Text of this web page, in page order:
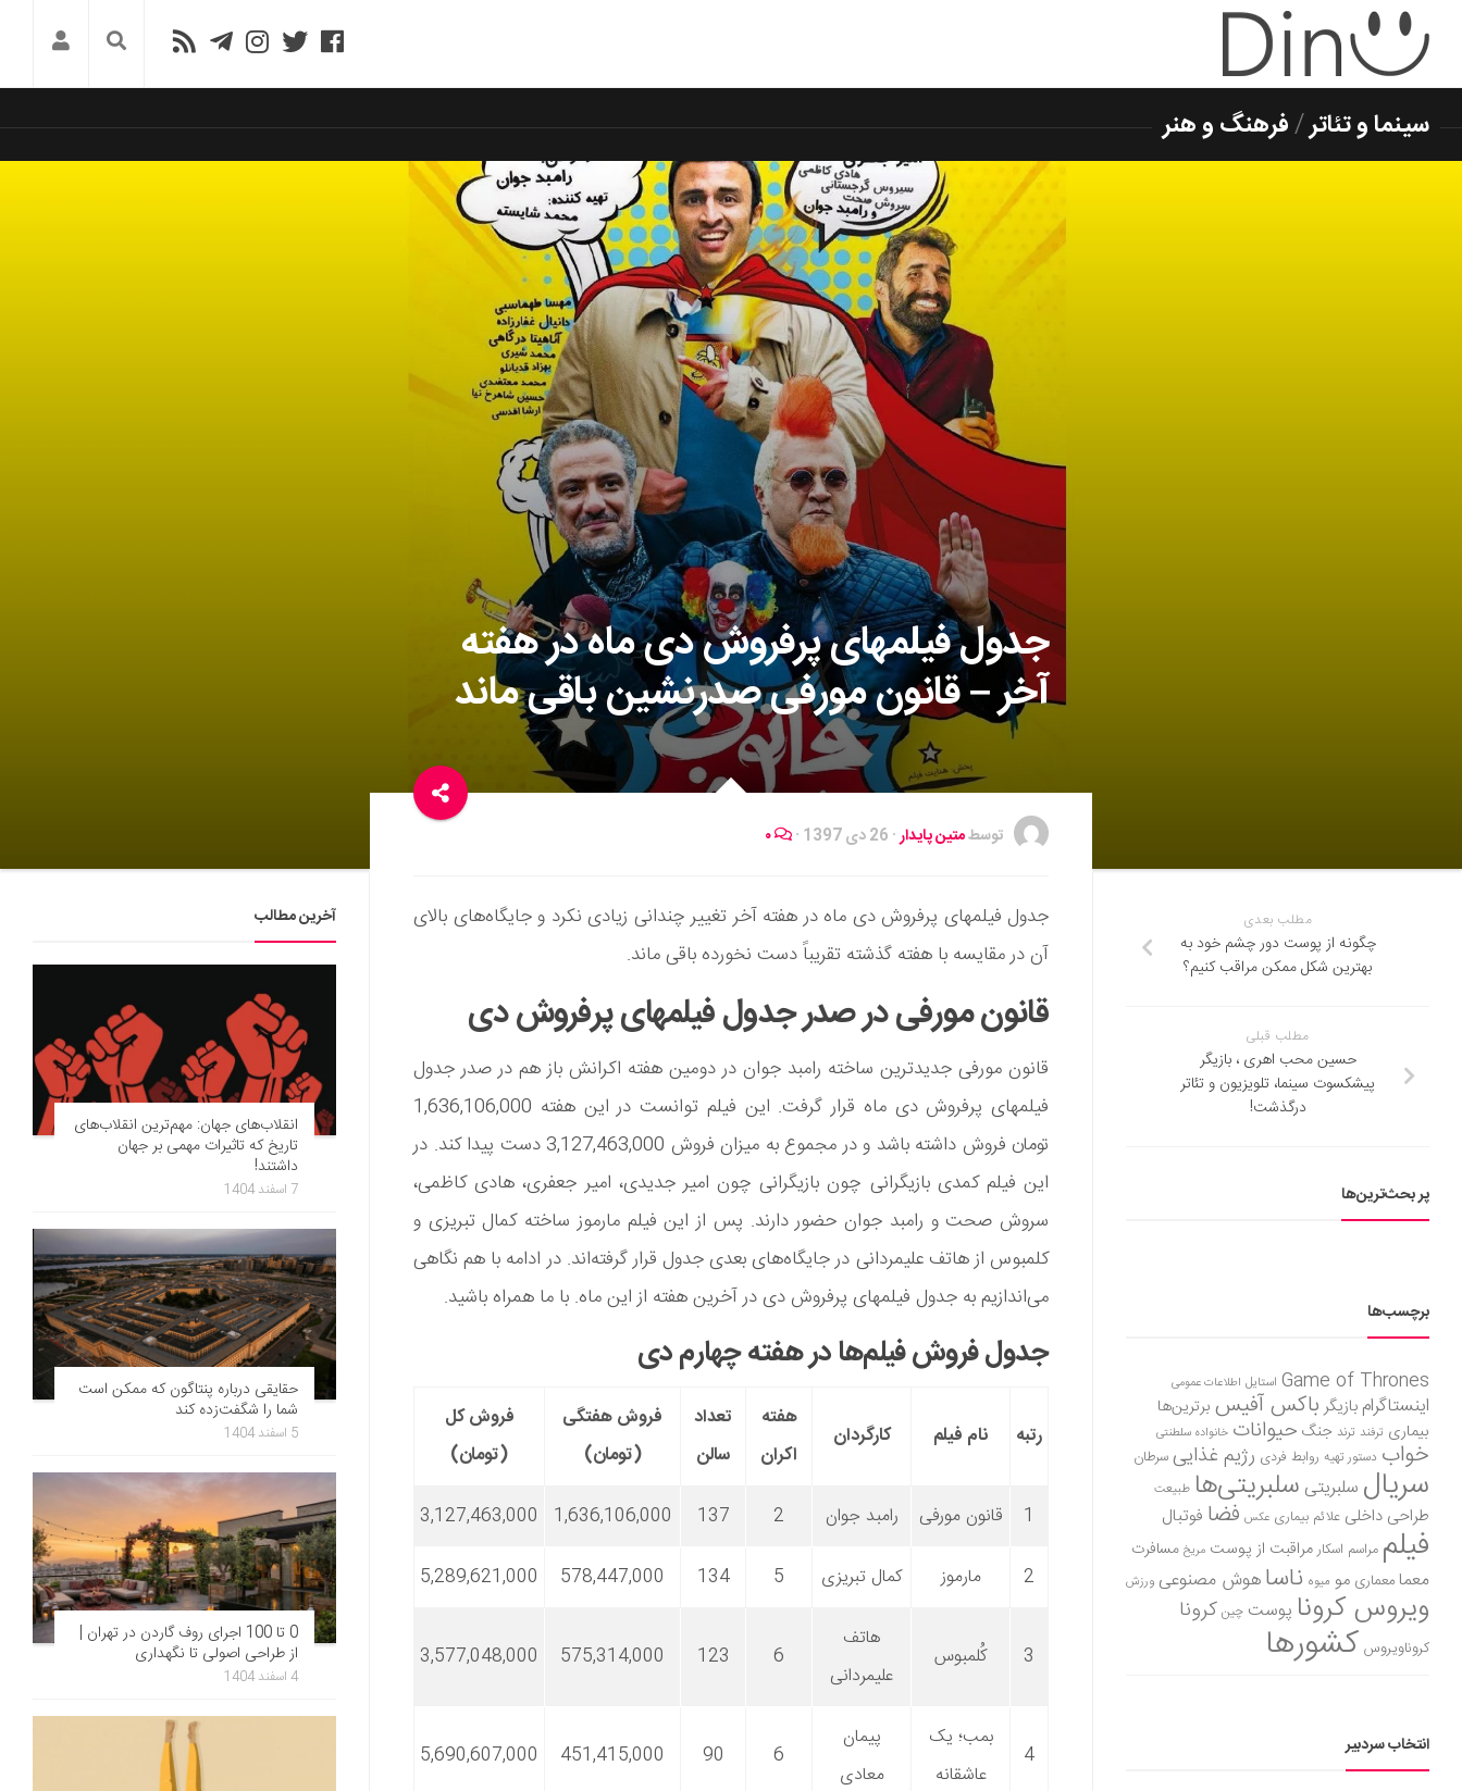
سینما و تئاتر/فرهنگ و هنر
جدول فیلمهای پرفروش دی ماه در هفته
آخر – قانون مورفی صدرنشین باقی ماند
توسطمتین پایدار· 26 دی 1397 ·
جدول فیلمهای پرفروش دی ماه در هفته آخر تغییر چندانی زیادی نکرد و جایگاه‌های بالای
آن در مقایسه با هفته گذشته تقریباً دست نخورده باقی ماند.
قانون مورفی در صدر جدول فیلمهای پرفروش دی
قانون مورفی جدیدترین ساخته رامبد جوان در دومین هفته اکرانش باز هم در صدر جدول
فیلمهای پرفروش دی ماه قرار گرفت. این فیلم توانست در این هفته 1,636,106,000
تومان فروش داشته باشد و در مجموع به میزان فروش 3,127,463,000 دست پیدا کند. در
این فیلم کمدی بازیگرانی چون بازیگرانی چون امیر جدیدی، امیر جعفری، هادی کاظمی،
سروش صحت و رامبد جوان حضور دارند. پس از این فیلم مارموز ساخته کمال تبریزی و
کلمبوس از هاتف علیمردانی در جایگاه‌های بعدی جدول قرار گرفته‌اند. در ادامه با هم نگاهی
می‌اندازیم به جدول فیلمهای پرفروش دی در آخرین هفته از این ماه. با ما همراه باشید.
جدول فروش فیلم‌ها در هفته چهارم دی
رتبه نام فیلم کارگردان
هفته
اکران
تعداد
سالن
فروش هفتگی
(تومان)
فروش کل
(تومان)
1 قانون مورفی رامبد جوان 2
137
1,636,106,000
3,127,463,000
2 مارموز کمال تبریزی 5
134
578,447,000
5,289,621,000
3 کُلمبوس
هاتف
علیمردانی
6
123
575,314,000
3,577,048,000
4
بمب؛ یک
عاشقانه
پیمان
معادی
6
90
451,415,000
5,690,607,000
مطلب بعدی
چگونه از پوست دور چشم خود به
بهترین شکل ممکن مراقب کنیم؟
مطلب قبلی
حسین محب اهری ، بازیگر
پیشکسوت سینما، تلویزیون و تئاتر
درگذشت!
پر بحث‌ترین‌ها
برچسب‌ها
Game of Thrones استایل اطلاعات عمومی
اینستاگرام بازیگر باکس آفیس برترین‌ها
بیماری ترفند ترند جنگ حیوانات خانواده سلطنتی
خواب دستور تهیه روابط فردی رژیم غذاییسرطان
سریال سلبریتی سلبریتی‌ها طبیعت
طراحی داخلی علائم بیماری عکس فضا فوتبال
فیلم مراسم اسکارمراقبت از پوست مریخ مسافرت
معمامعماری مو میوه ناساهوش مصنوعی ورزش
ویروس کرونا پوست چین کرونا
کروناویروس کشورها
انتخاب سردبیر
آخرین مطالب
انقلاب‌های جهان: مهم‌ترین انقلاب‌های
تاریخ که تاثیرات مهمی بر جهان
داشتند!
7 اسفند 1404
حقایقی درباره پنتاگون که ممکن است
شما را شگفت‌زده کند
5 اسفند 1404
0 تا 100 اجرای روف گاردن در تهران |
از طراحی اصولی تا نگهداری
4 اسفند 1404